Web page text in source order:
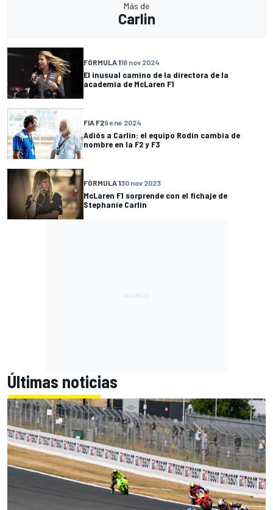
Más de
Carlin
FÓRMULA 116 nov 2024
El inusual camino de la directora de la
academia de McLaren F1
FIA F29 ene 2024
Adiós a Carlin: el equipo Rodin cambia de
nombre en la F2 y F3
FÓRMULA 130 nov 2023
McLaren F1 sorprende con el fichaje de
Stephanie Carlin
Últimas noticias